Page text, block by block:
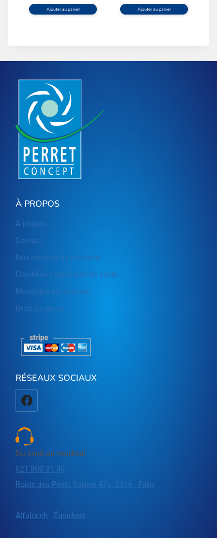
Ajouter au panier Ajouter au panier
À PROPOS
A propos
Contact
Nos moyens de paiement
Conditions générales de vente
Modalités de livraison
Droit au retour
RÉSEAUX SOCIAUX
Du lundi au vendredi
021 800 31 90
Route des Petits Sapins 47a, 2916 - Fahy
Alfalor.ch Équideos